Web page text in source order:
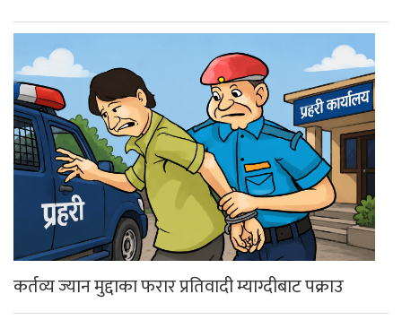
कर्तव्य ज्यान मुद्दाका फरार प्रतिवादी म्याग्दीबाट पक्राउ